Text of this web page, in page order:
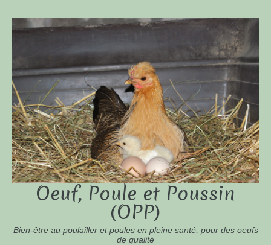
Oeuf, Poule et Poussin
(OPP)
Bien-être au poulailler et poules en pleine santé, pour des oeufs
de qualité